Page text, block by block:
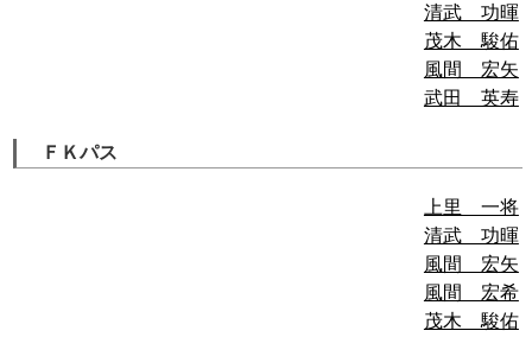
清武 功暉
茂木 駿佑
風間 宏矢
武田 英寿
ＦＫパス
上里 一将
清武 功暉
風間 宏矢
風間 宏希
茂木 駿佑